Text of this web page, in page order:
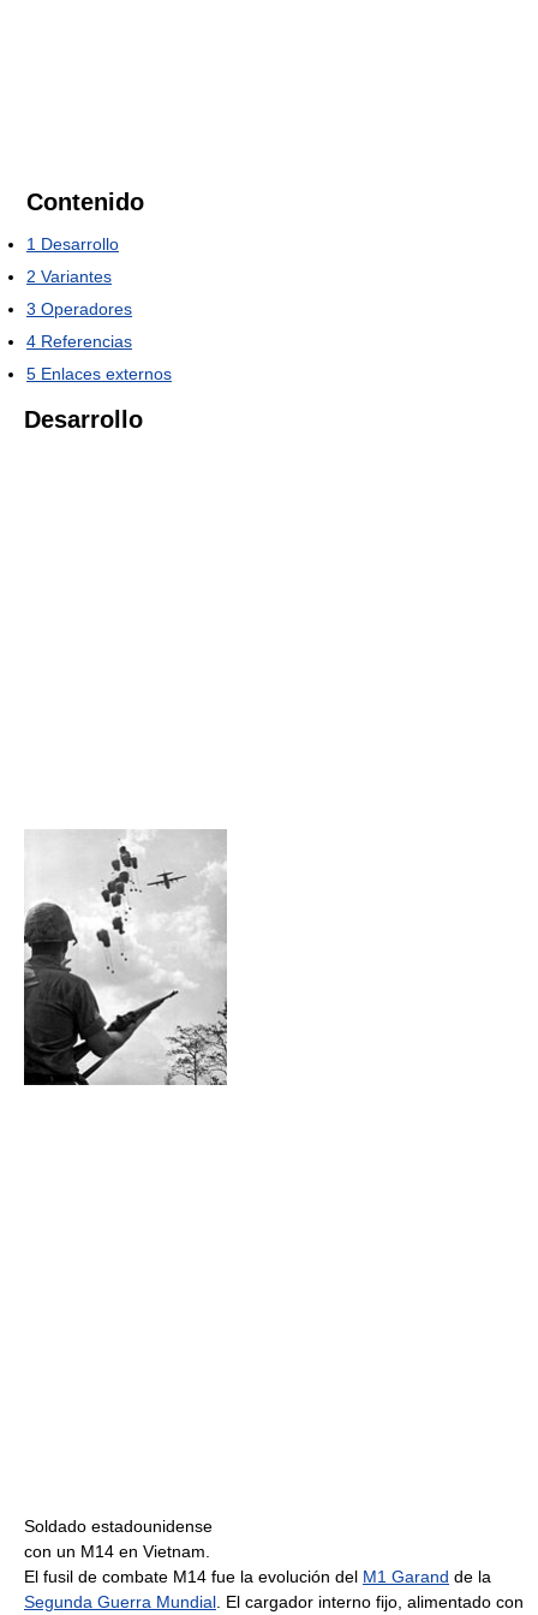
Contenido
1 Desarrollo
2 Variantes
3 Operadores
4 Referencias
5 Enlaces externos
Desarrollo
Soldado estadounidense
con un M14 en Vietnam.
El fusil de combate M14 fue la evolución del M1 Garand de la
Segunda Guerra Mundial . El cargador interno fijo, alimentado con